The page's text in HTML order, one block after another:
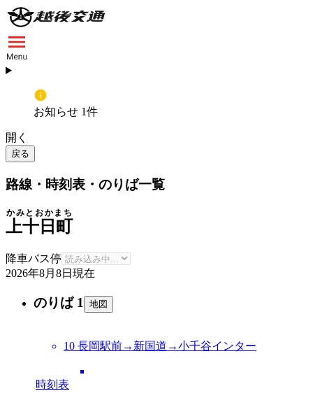
お知らせ 1件
開く
戻る
路線・時刻表・のりば一覧
上十日町
かみとおかまち
降車バス停
2026年8月8日 現在
のりば 1 地図
10 長岡駅前→新国道→小千谷インター
時刻表